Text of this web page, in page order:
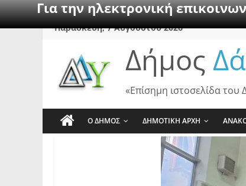
Για την ηλεκτρονική
SkipΠαρασκευή, 7 Αυγούστου 2026
Δήμος
«Επίσημη ιστοσελίδα
Ο ΔΗΜΟΣ ΔΗΜΟΤΙΚΗ ΑΡΧΗ